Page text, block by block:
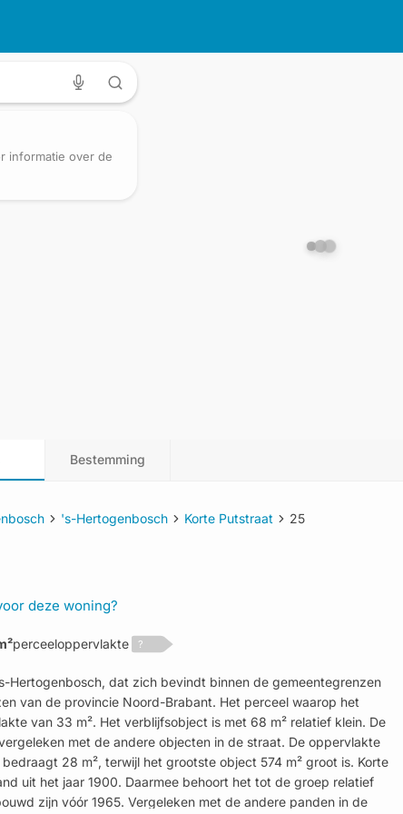
informatie over de
Bestemming
's-Hertogenbosch Korte Putstraat 25
deze woning?
perceeloppervlakte ?
Hertogenbosch, dat zich bevindt binnen de gemeentegrenzen
van de provincie Noord-Brabant. Het perceel waarop het
van 33 m². Het verblijfsobject is met 68 m² relatief klein. De
met de andere objecten in de straat. De oppervlakte
28 m², terwijl het grootste object 574 m² groot is. Korte
uit het jaar 1900. Daarmee behoort het tot de groep relatief
zijn vóór 1965. Vergeleken met de andere panden in de